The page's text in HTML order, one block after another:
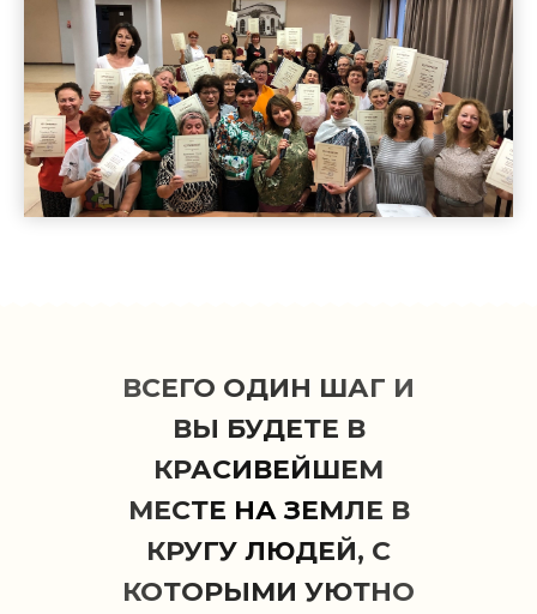
ВСЕГО ОДИН ШАГ И
ВЫ БУДЕТЕ В
КРАСИВЕЙШЕМ
МЕСТЕ НА ЗЕМЛЕ В
КРУГУ ЛЮДЕЙ, С
КОТОРЫМИ УЮТНО